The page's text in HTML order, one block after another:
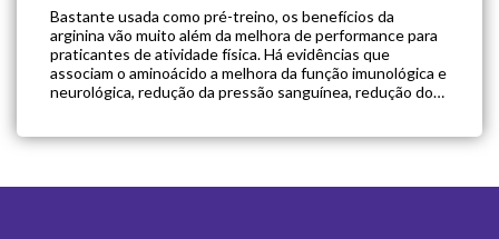
Bastante usada como pré-treino, os benefícios da
arginina vão muito além da melhora de performance para
praticantes de atividade física. Há evidências que
associam o aminoácido a melhora da função imunológica e
neurológica, redução da pressão sanguínea, redução do